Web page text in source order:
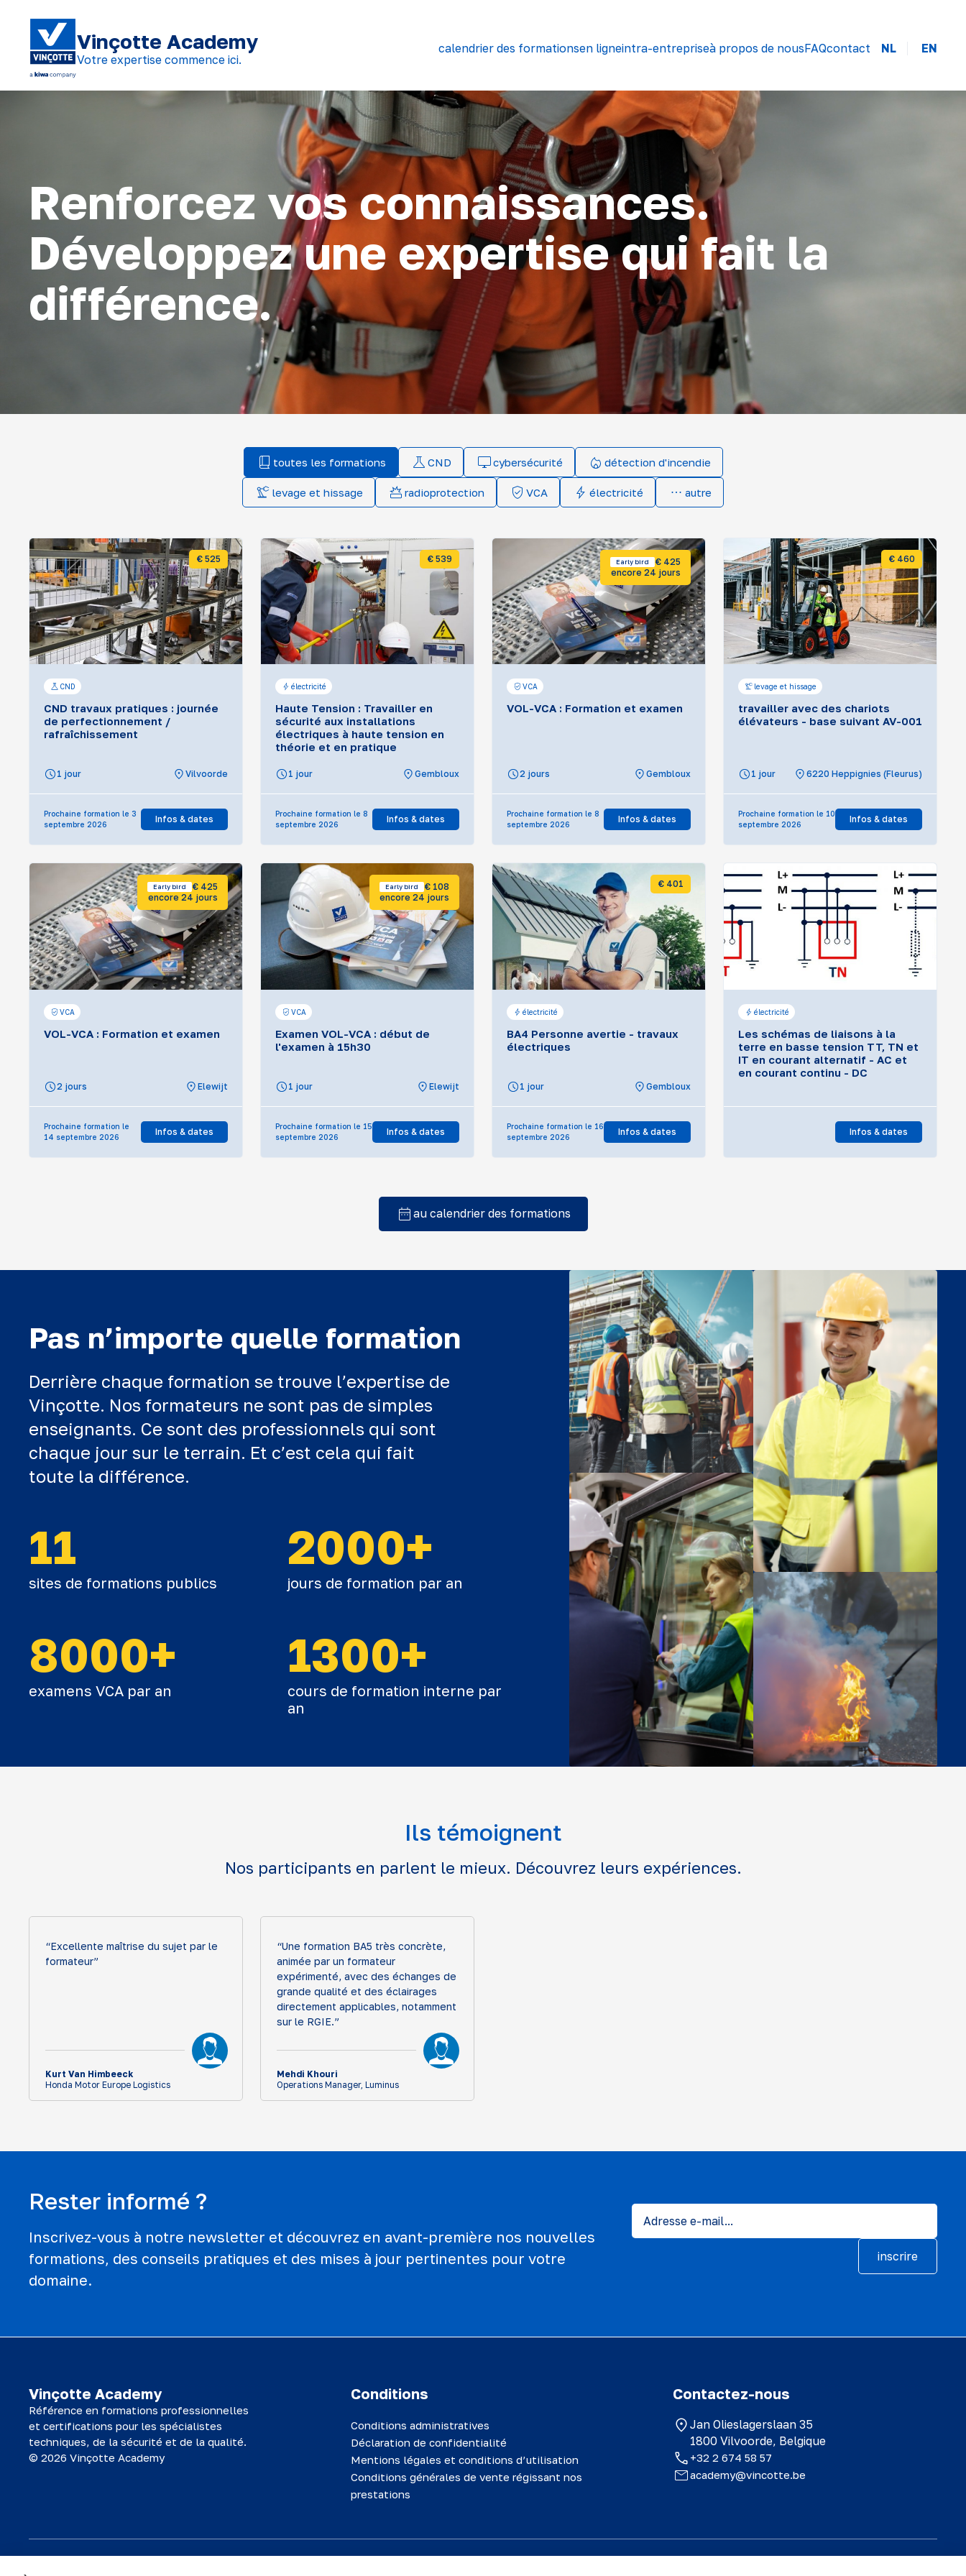
Vinçotte Academy
Votre expertise commence ici.
calendrier des formationsen ligneintra-entrepriseà propos de nousFAQcontact NL EN
Renforcez vos connaissances.
Développez une expertise qui fait la
différence.
toutes les formations CND cybersécurité détection d'incendie
levage et hissage radioprotection VCA électricité autre
€ 525
CND
CND travaux pratiques : journée
de perfectionnement /
rafraîchissement
1 jour Vilvoorde
Prochaine formation le 3
septembre 2026
Infos & dates
€ 539
électricité
Haute Tension : Travailler en
sécurité aux installations
électriques à haute tension en
théorie et en pratique
1 jour Gembloux
Prochaine formation le 8
septembre 2026
Infos & dates
Early bird
€ 425
encore 24 jours
VCA
VOL-VCA : Formation et examen
2 jours Gembloux
Prochaine formation le 8
septembre 2026
Infos & dates
€ 460
levage et hissage
travailler avec des chariots
élévateurs - base suivant AV-001
1 jour 6220 Heppignies (Fleurus)
Prochaine formation le 10
septembre 2026
Infos & dates
Early bird
€ 425
encore 24 jours
VCA
VOL-VCA : Formation et examen
2 jours Elewijt
Prochaine formation le
14 septembre 2026
Infos & dates
Early bird
€ 108
encore 24 jours
VCA
Examen VOL-VCA : début de
l'examen à 15h30
1 jour Elewijt
Prochaine formation le 15
septembre 2026
Infos & dates
€ 401
électricité
BA4 Personne avertie - travaux
électriques
1 jour Gembloux
Prochaine formation le 16
septembre 2026
Infos & dates
électricité
Les schémas de liaisons à la
terre en basse tension TT, TN et
IT en courant alternatif - AC et
en courant continu - DC
Infos & dates
au calendrier des formations
Pas n’importe quelle formation
Derrière chaque formation se trouve l’expertise de
Vinçotte. Nos formateurs ne sont pas de simples
enseignants. Ce sont des professionnels qui sont
chaque jour sur le terrain. Et c’est cela qui fait
toute la différence.
11
sites de formations publics
2000+
jours de formation par an
8000+
examens VCA par an
1300+
cours de formation interne par
an
Ils témoignent
Nos participants en parlent le mieux. Découvrez leurs expériences.
“Excellente maîtrise du sujet par le
formateur”
Kurt Van Himbeeck
Honda Motor Europe Logistics
“Une formation BA5 très concrète,
animée par un formateur
expérimenté, avec des échanges de
grande qualité et des éclairages
directement applicables, notamment
sur le RGIE.”
Mehdi Khouri
Operations Manager, Luminus
Rester informé ?
Inscrivez-vous à notre newsletter et découvrez en avant-première nos nouvelles
formations, des conseils pratiques et des mises à jour pertinentes pour votre
domaine.
inscrire
Vinçotte Academy
Référence en formations professionnelles
et certifications pour les spécialistes
techniques, de la sécurité et de la qualité.
© 2026 Vinçotte Academy
Conditions
Conditions administratives
Déclaration de confidentialité
Mentions légales et conditions d’utilisation
Conditions générales de vente régissant nos
prestations
Contactez-nous
Jan Olieslagerslaan 35
1800 Vilvoorde, Belgique
+32 2 674 58 57
academy@vincotte.be